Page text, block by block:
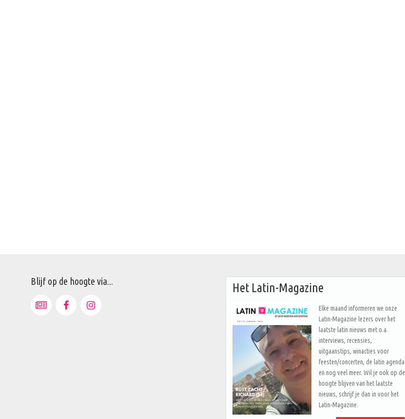
Blijf op de hoogte via... Het Latin-Magazine
Elke maand informeren we onze
Latin-Magazine lezers over het
laatste latin nieuws met o.a.
interviews, recensies,
uitgaanstips, winacties voor
feesten/concerten, de latin agenda
en nog veel meer. Wil je ook op de
hoogte blijven van het laatste
nieuws, schrijf je dan in voor het
Latin-Magazine.